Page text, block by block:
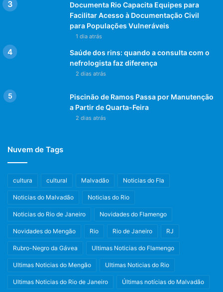
Destino: seu sucesso.
imagem: Canva.com
Produza conteúdo
Você logo descobrirá que as formas tradicionais de
publicidade não funcionam no YouTube.
Você precisará experimentar outras maneiras de anunciar
seu e-commerce, site ou empresa.
Documenta Rio Capacita Equipes para
Facilitar Acesso à Documentação Civil
para Populações Vulneráveis
1 dia atrás
Saúde dos rins: quando a consulta com o
nefrologista faz diferença
2 dias atrás
Piscinão de Ramos Passa por Manutenção
a Partir de Quarta-Feira
2 dias atrás
Nuvem de Tags
cultura cultural Malvadão Noticias do Fla
Noticias do Malvadão Noticias do Rio
Noticias do Rio de Janeiro Novidades do Flamengo
Novidades do Mengão Rio Rio de Janeiro RJ
Rubro-Negro da Gávea Ultimas Noticias do Flamengo
Ultimas Noticias do Mengão Ultimas Noticias do Rio
Ultimas Noticias do Rio de Janeiro Últimas notícias do Malvadão